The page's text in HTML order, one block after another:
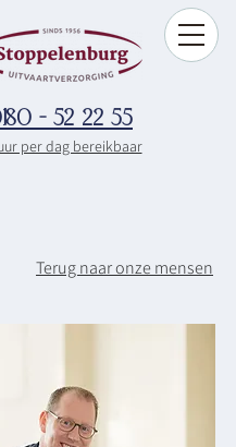
- 52 22 55
per dag bereikbaar
Terug naar onze mensen